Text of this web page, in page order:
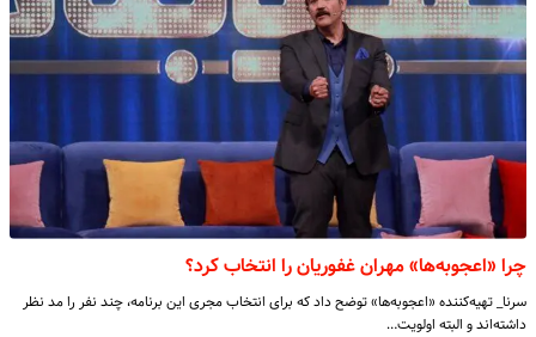
چرا «اعجوبه‌ها» مهران غفوریان را انتخاب کرد؟
سرنا_ تهیه‌کننده «اعجوبه‌ها» توضح داد که برای انتخاب مجری این برنامه، چند نفر را مد نظر
داشته‌اند و البته اولویت…